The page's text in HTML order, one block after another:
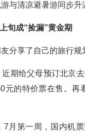
与清凉避暑游同步
旬成“捡漏”黄金期
分享了自己的旅行
期给父母预订北京
元的特价票在售。
7月第一周，国内机